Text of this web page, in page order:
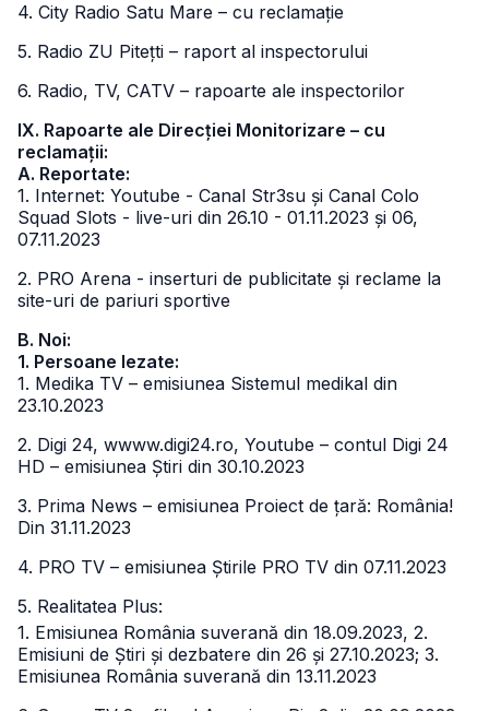
4. City Radio Satu Mare – cu reclamație
5. Radio ZU Pitețti – raport al inspectorului
6. Radio, TV, CATV – rapoarte ale inspectorilor
IX. Rapoarte ale Direcției Monitorizare – cu
reclamații:
A. Reportate:
1. Internet: Youtube - Canal Str3su și Canal Colo
Squad Slots - live-uri din 26.10 - 01.11.2023 și 06,
07.11.2023
2. PRO Arena - inserturi de publicitate și reclame la
site-uri de pariuri sportive
B. Noi:
1. Persoane lezate:
1. Medika TV – emisiunea Sistemul medikal din
23.10.2023
2. Digi 24, wwww.digi24.ro, Youtube – contul Digi 24
HD – emisiunea Știri din 30.10.2023
3. Prima News – emisiunea Proiect de țară: România!
Din 31.11.2023
4. PRO TV – emisiunea Știrile PRO TV din 07.11.2023
5. Realitatea Plus:
1. Emisiunea România suverană din 18.09.2023, 2.
Emisiuni de Știri și dezbatere din 26 și 27.10.2023; 3.
Emisiunea România suverană din 13.11.2023